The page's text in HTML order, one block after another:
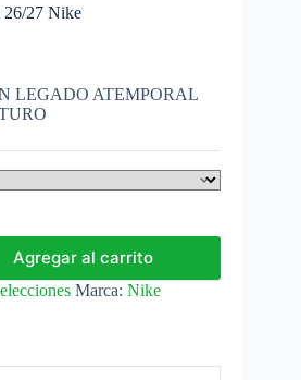
26/27 Nike
LEGADO ATEMPORAL
Agregar al carrito
Marca: Nike